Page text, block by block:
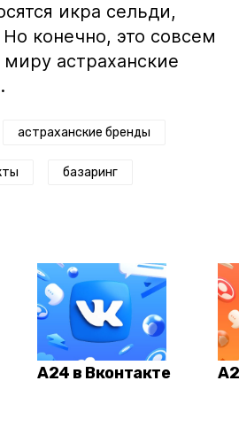
икра сельди,
конечно, это совсем
миру астраханские
астраханские бренды
базаринг
А24 в Вконтакте